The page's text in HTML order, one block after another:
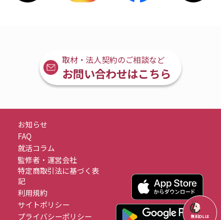
無料DLは
取材・法人契約のご相談など
お問い合わせはこちら
お知らせ
FAQ
就活コラム
監修者・運営会社
特定商取引法に基づく表
記
利用規約
サイトポリシー
プライバシーポリシー